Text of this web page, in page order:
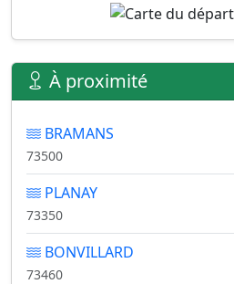
À proximité
BRAMANS
73500
PLANAY
73350
BONVILLARD
73460